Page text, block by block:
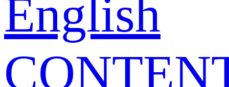
English